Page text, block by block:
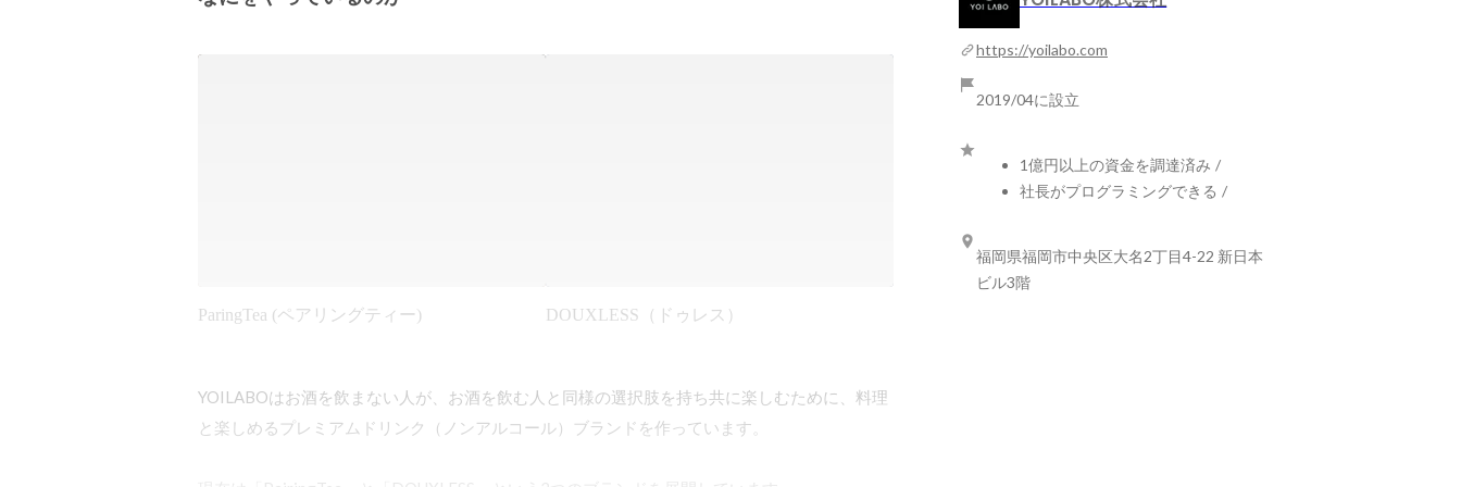
ParingTea (ペアリングティー) DOUXLESS（ドゥレス）
YOILABOはお酒を飲まない人が、お酒を飲む人と同様の選択肢を持ち共に楽しむために、料理
と楽しめるプレミアムドリンク（ノンアルコール）ブランドを作っています。
https://yoilabo.com
2019/04に設立
1億円以上の資金を調達済み /
社長がプログラミングできる /
福岡県福岡市中央区大名2丁目4-22 新日本
ビル3階